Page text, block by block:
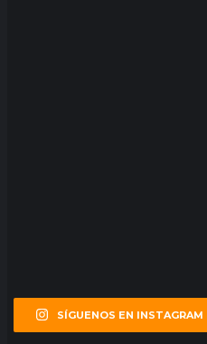
SÍGUENOS EN INSTAGRAM